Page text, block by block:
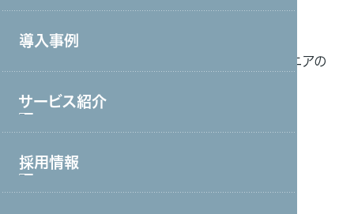
事業戦略・事業領域
会社情報・主要取引先
グループ会社
導入事例
サービス紹介
サービストップ
採用情報
2023年2月9日（木）配信の「CodeZine」「Game
Business.jp」に、 当社が実施した「中途ITエンジニアの
【CodeZine 掲載記事はこちら】
【Game Business.jp 掲載記事はこちら】